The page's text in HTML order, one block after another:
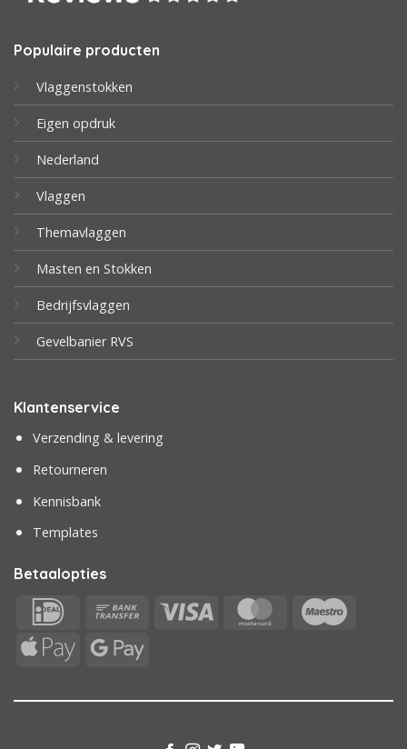
Populaire producten
Vlaggenstokken
Eigen opdruk
Nederland
Vlaggen
Themavlaggen
Masten en Stokken
Bedrijfsvlaggen
Gevelbanier RVS
Klantenservice
Verzending & levering
Retourneren
Kennisbank
Templates
Betaalopties
IDeal
Bank
Visa MasterCard
Apple
Google